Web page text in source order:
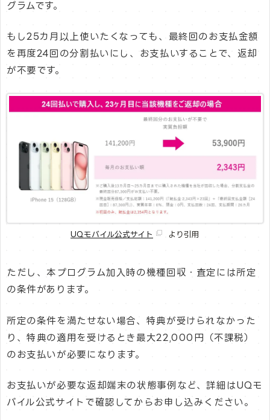
グラムです。
もし25カ月以上使いたくなっても、最終回のお支払金額
を再度24回の分割払いにし、お支払いすることで、返却
が不要です。
UQモバイル公式サイト より引用
ただし、本プログラム加入時の機種回収・査定には所定
の条件があります。
所定の条件を満たせない場合、特典が受けられなかった
り、特典の適用を受けるとき最大22,000円（不課税）
のお支払いが必要になります。
お支払いが必要な返却端末の状態事例など、詳細はUQモ
バイル公式サイトで確認してからお申し込みください。